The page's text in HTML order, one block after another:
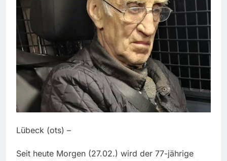
Lübeck (ots) –
Seit heute Morgen (27.02.) wird der 77-jährige